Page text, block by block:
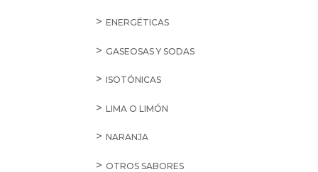
ENERGÉTICAS
GASEOSAS Y SODAS
ISOTÓNICAS
LIMA O LIMÓN
NARANJA
OTROS SABORES